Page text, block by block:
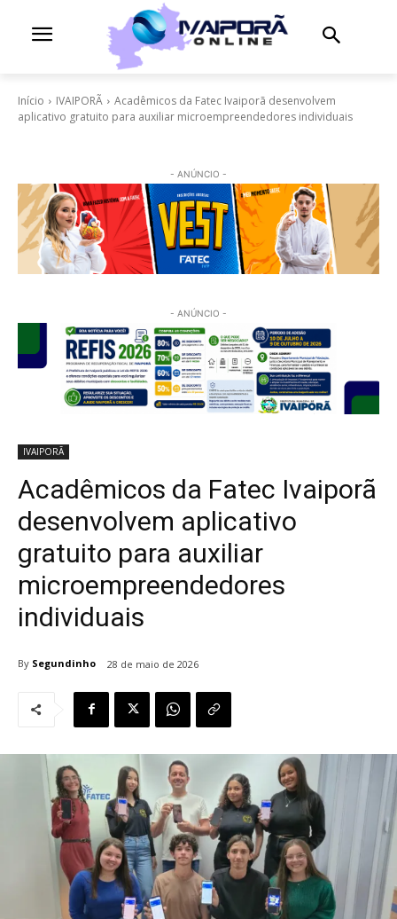
Início IVAIPORÃ
Acadêmicos da Fatec Ivaiporã desenvolvem
aplicativo gratuito para auxiliar microempreendedores individuais
- ANÚNCIO -
- ANÚNCIO -
IVAIPORÃ
Acadêmicos da Fatec Ivaiporã
desenvolvem aplicativo
gratuito para auxiliar
microempreendedores
individuais
By Segundinho 28 de maio de 2026